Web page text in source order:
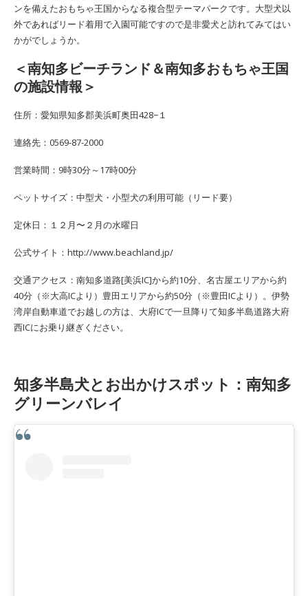
ンを備えたおもちゃ王国からなる複合型テーマパークです。大型犬以
外であればリード着用で入園可能ですので是非愛犬と訪れてみてはい
かがでしょうか。
＜南知多ビーチランド＆南知多おもちゃ王国
の施設情報＞
住所：愛知県知多郡美浜町奥田428−１
連絡先：0569-87-2000
営業時間：9時30分～17時00分
ペットサイズ：中型犬・小型犬の利用可能（リード要）
定休日：１２月〜２月の水曜日
公式サイト：http://www.beachland.jp/
交通アクセス：南知多道路[美浜IC]から約10分、名古屋エリアから約
40分（※大高ICより）豊田エリアから約50分（※豊田ICより）。伊勢
湾岸自動車道でお越しの方は、大府ICで一旦降りて知多半島道路大府
西ICにお乗り継ぎください。
知多半島犬とお出かけスポット：南知多
グリーンバレイ